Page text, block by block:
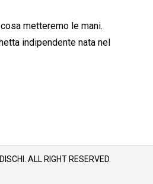
metteremo le mani.
indipendente nata nel
ALL RIGHT RESERVED.